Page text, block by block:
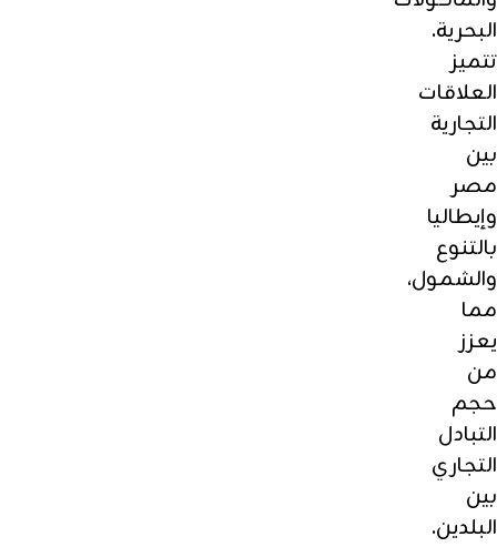
البحرية.
تتميز
العلاقات
التجارية
بين
مصر
وإيطاليا
بالتنوع
والشمول،
مما
يعزز
من
حجم
التبادل
التجاري
بين
البلدين.